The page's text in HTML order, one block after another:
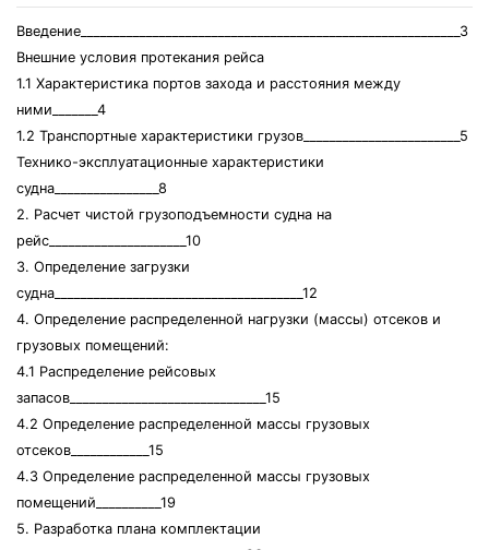
Введение__________________________________________________________3
Внешние условия протекания рейса
1.1 Характеристика портов захода и расстояния между
ними_______4
1.2 Транспортные характеристики грузов________________________5
Технико-эксплуатационные характеристики
судна________________8
2. Расчет чистой грузоподъемности судна на
рейс_____________________10
3. Определение загрузки
судна______________________________________12
4. Определение распределенной нагрузки (массы) отсеков и
грузовых помещений:
4.1 Распределение рейсовых
запасов______________________________15
4.2 Определение распределенной массы грузовых
отсеков____________15
4.3 Определение распределенной массы грузовых
помещений__________19
5. Разработка плана комплектации